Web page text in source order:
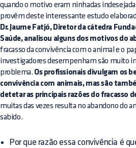
quando o motivo eram ninhadas
provêm deste interessante estudo
Dr. Jaume Fatjó, Diretor da cátedra
Saúde, analisou alguns dos motivos do
fracasso da convivência com o animal e o
investigadores desempenham são muito
problema. Os profissionais divulgam os
convivência com animais, mas são
detetar as principais razões do fracasso
muitas das vezes resulta no abandono do
sabido.
Por que razão essa convivência é